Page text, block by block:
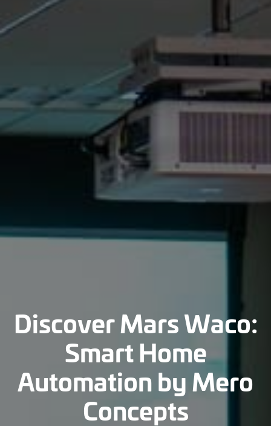
Discover Mars Waco:
Smart Home
Automation by Mero
Concepts